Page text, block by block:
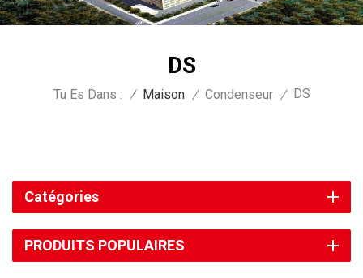
DS
Tu Es Dans : / Maison / Condenseur / DS
Catégories
PRODUITS POPULAIRES